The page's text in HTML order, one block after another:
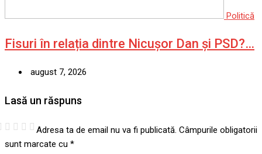
Politică
Fisuri în relația dintre Nicușor Dan și PSD?…
august 7, 2026
Lasă un răspuns
Adresa ta de email nu va fi publicată. Câmpurile obligatorii
sunt marcate cu *